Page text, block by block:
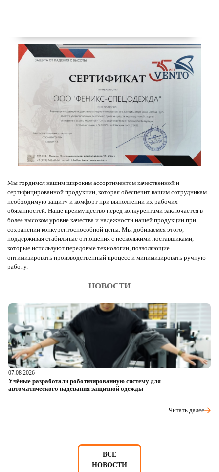
Мы гордимся нашим широким ассортиментом качественной и
сертифицированной продукции, которая обеспечит вашим сотрудникам
необходимую защиту и комфорт при выполнении их рабочих
обязанностей. Наше преимущество перед конкурентами заключается в
более высоком уровне качества и надежности нашей продукции при
сохранении конкурентоспособной цены. Мы добиваемся этого,
поддерживая стабильные отношения с несколькими поставщиками,
которые используют передовые технологии, позволяющие
оптимизировать производственный процесс и минимизировать ручную
работу.
НОВОСТИ
07.08.2026
Учёные разработали роботизированную систему для
автоматического надевания защитной одежды
Читать далее
ВСЕ
НОВОСТИ